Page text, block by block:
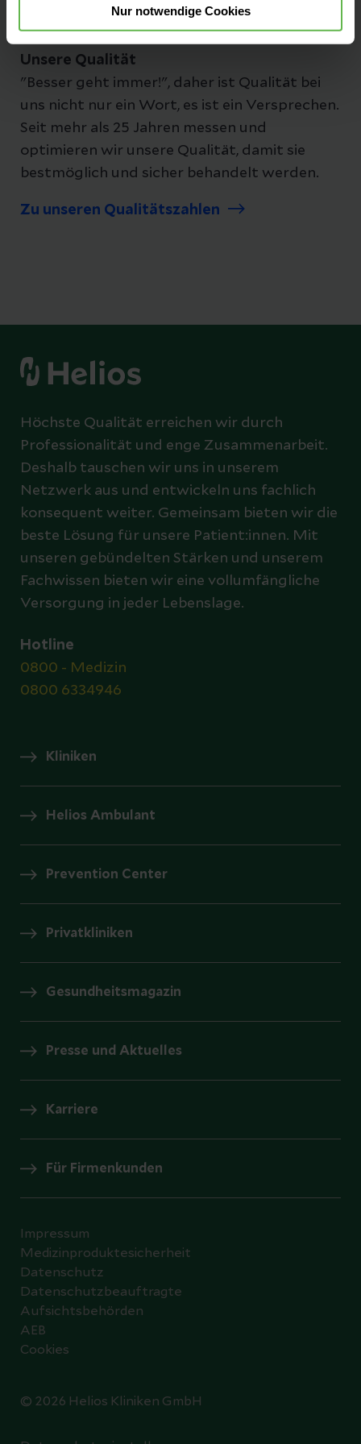
Nur notwendige Cookies
Unsere Qualität
"Besser geht immer!", daher ist Qualität bei
uns nicht nur ein Wort, es ist ein Versprechen.
Seit mehr als 25 Jahren messen und
optimieren wir unsere Qualität, damit sie
bestmöglich und sicher behandelt werden.
Zu unseren Qualitätszahlen
Höchste Qualität erreichen wir durch
Professionalität und enge Zusammenarbeit.
Deshalb tauschen wir uns in unserem
Netzwerk aus und entwickeln uns fachlich
konsequent weiter. Gemeinsam bieten wir die
beste Lösung für unsere Patient:innen. Mit
unseren gebündelten Stärken und unserem
Fachwissen bieten wir eine vollumfängliche
Versorgung in jeder Lebenslage.
Hotline
0800 - Medizin
0800 6334946
Kliniken
Helios Ambulant
Prevention Center
Privatkliniken
Gesundheitsmagazin
Presse und Aktuelles
Karriere
Für Firmenkunden
© 2026 Helios Kliniken GmbH
Impressum
Medizinproduktesicherheit
Datenschutz
Datenschutzbeauftragte
Aufsichtsbehörden
AEB
Cookies